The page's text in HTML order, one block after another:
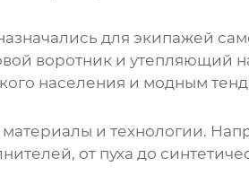
для экипажей
воротник и утепляющий
населения и модным
и технологии.
от пуха до